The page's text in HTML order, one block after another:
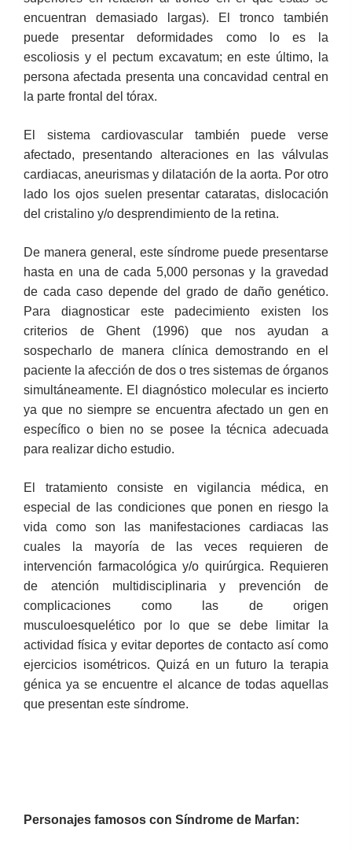
encuentran demasiado largas). El tronco también
puede presentar deformidades como lo es la
escoliosis y el pectum excavatum; en este último, la
persona afectada presenta una concavidad central en
la parte frontal del tórax.
El sistema cardiovascular también puede verse
afectado, presentando alteraciones en las válvulas
cardiacas, aneurismas y dilatación de la aorta. Por otro
lado los ojos suelen presentar cataratas, dislocación
del cristalino y/o desprendimiento de la retina.
De manera general, este síndrome puede presentarse
hasta en una de cada 5,000 personas y la gravedad
de cada caso depende del grado de daño genético.
Para diagnosticar este padecimiento existen los
criterios de Ghent (1996) que nos ayudan a
sospecharlo de manera clínica demostrando en el
paciente la afección de dos o tres sistemas de órganos
simultáneamente. El diagnóstico molecular es incierto
ya que no siempre se encuentra afectado un gen en
específico o bien no se posee la técnica adecuada
para realizar dicho estudio.
El tratamiento consiste en vigilancia médica, en
especial de las condiciones que ponen en riesgo la
vida como son las manifestaciones cardiacas las
cuales la mayoría de las veces requieren de
intervención farmacológica y/o quirúrgica. Requieren
de atención multidisciplinaria y prevención de
complicaciones como las de origen
musculoesquelético por lo que se debe limitar la
actividad física y evitar deportes de contacto así como
ejercicios isométricos. Quizá en un futuro la terapia
génica ya se encuentre el alcance de todas aquellas
que presentan este síndrome.
Personajes famosos con Síndrome de Marfan: